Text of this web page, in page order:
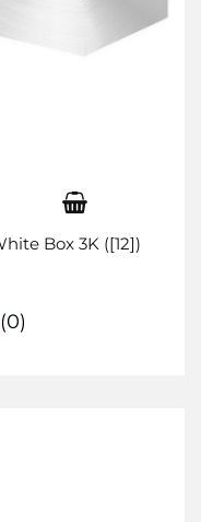
Box 3K ([12])
(0)